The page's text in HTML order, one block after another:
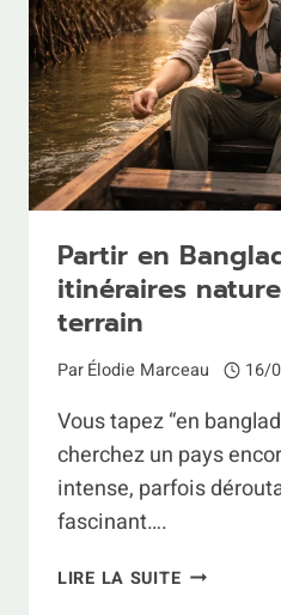
Partir en
itinéraires
terrain
ParÉlodie Marceau 16/
Vous tapez “en
cherchez un pays
intense, parfois
fascinant….
LIRE LA SUITEPARTIR